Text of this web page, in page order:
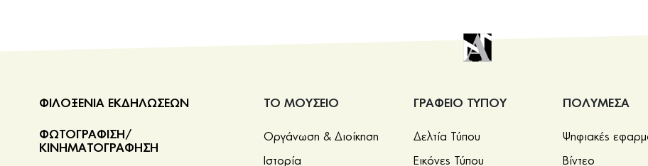
ΦΙΛΟΞΕΝΙΑ ΕΚΔΗΛΩΣΕΩΝ
ΦΩΤΟΓΡΑΦΙΣΗ/
ΚΙΝΗΜΑΤΟΓΡΑΦΗΣΗ
ΤΟ ΜΟΥΣΕΙΟ
Οργάνωση & Διοίκηση
Ιστορία
ΓΡΑΦΕΙΟ ΤΥΠΟΥ
Δελτία Τύπου
Εικόνες Τύπου
ΠΟΛΥΜΕΣΑ
Ψηφιακές
Βίντεο